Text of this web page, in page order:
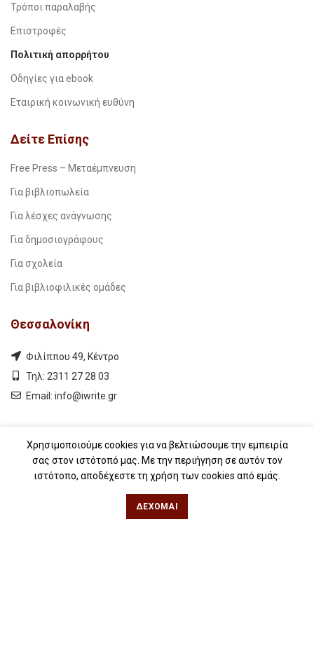
Τρόποι παραλαβής
Επιστροφές
Πολιτική απορρήτου
Οδηγίες για ebook
Εταιρική κοινωνική ευθύνη
Δείτε Επίσης
Free Press – Μεταέμπνευση
Για βιβλιοπωλεία
Για λέσχες ανάγνωσης
Για δημοσιογράφους
Για σχολεία
Για βιβλιοφιλικές ομάδες
Θεσσαλονίκη
Φιλίππου 49, Κέντρο
Τηλ: 2311 27 28 03
Εmail: info@iwrite.gr
Κωλέττη 15 & Εμ. Μπενάκη, Εξάρχεια
Χρησιμοποιούμε cookies για να βελτιώσουμε την εμπειρία
σας στον ιστότοπό μας. Με την περιήγηση σε αυτόν τον
ιστότοπο, αποδέχεστε τη χρήση των cookies από εμάς.
ΔΈΧΟΜΑΙ